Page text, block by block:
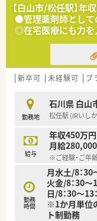
【白山市/松任駅】
●管理薬剤師として
◎在宅医療にも力を
新卒可 未経験可 ブ
勤務地
石川県 白山
松任駅 (IRいし
給与
年収450万
月給
※ご経験・ご年
勤務
時間
月水土/8：30
火金/8：30～
日/8：30～13
※1か月単位
ト制勤務